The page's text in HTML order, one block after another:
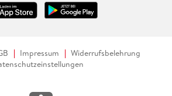
Impressum
Widerrufsbelehrung